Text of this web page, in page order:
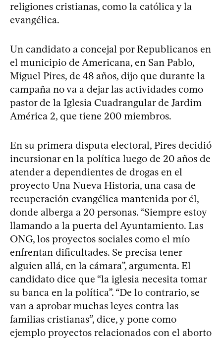
religiones cristianas, como la católica y la
evangélica.
Un candidato a concejal por Republicanos en
el municipio de Americana, en San Pablo,
Miguel Pires, de 48 años, dijo que durante la
campaña no va a dejar las actividades como
pastor de la Iglesia Cuadrangular de Jardim
América 2, que tiene 200 miembros.
En su primera disputa electoral, Pires decidió
incursionar en la política luego de 20 años de
atender a dependientes de drogas en el
proyecto Una Nueva Historia, una casa de
recuperación evangélica mantenida por él,
donde alberga a 20 personas. “Siempre estoy
llamando a la puerta del Ayuntamiento. Las
ONG, los proyectos sociales como el mío
enfrentan dificultades. Se precisa tener
alguien allá, en la cámara”, argumenta. El
candidato dice que “la iglesia necesita tomar
su banca en la política”. “De lo contrario, se
van a aprobar muchas leyes contra las
familias cristianas”, dice, y pone como
ejemplo proyectos relacionados con el aborto